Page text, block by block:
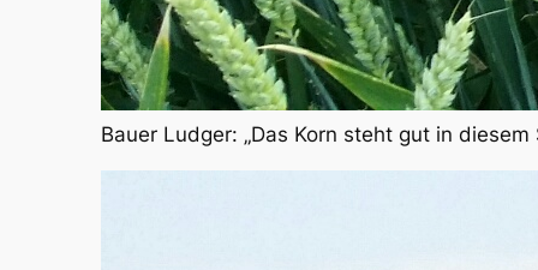
Bauer Ludger: „Das Korn steht gut in diesem